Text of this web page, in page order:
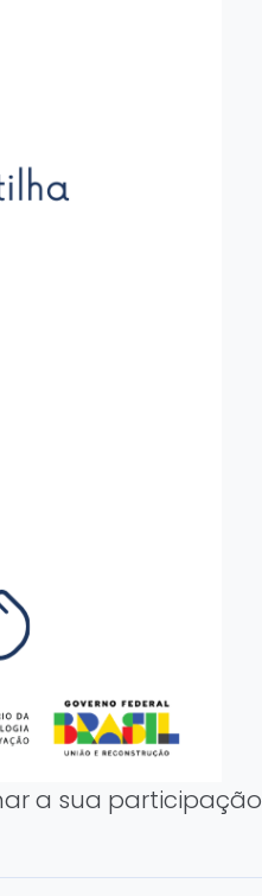
a sua participação